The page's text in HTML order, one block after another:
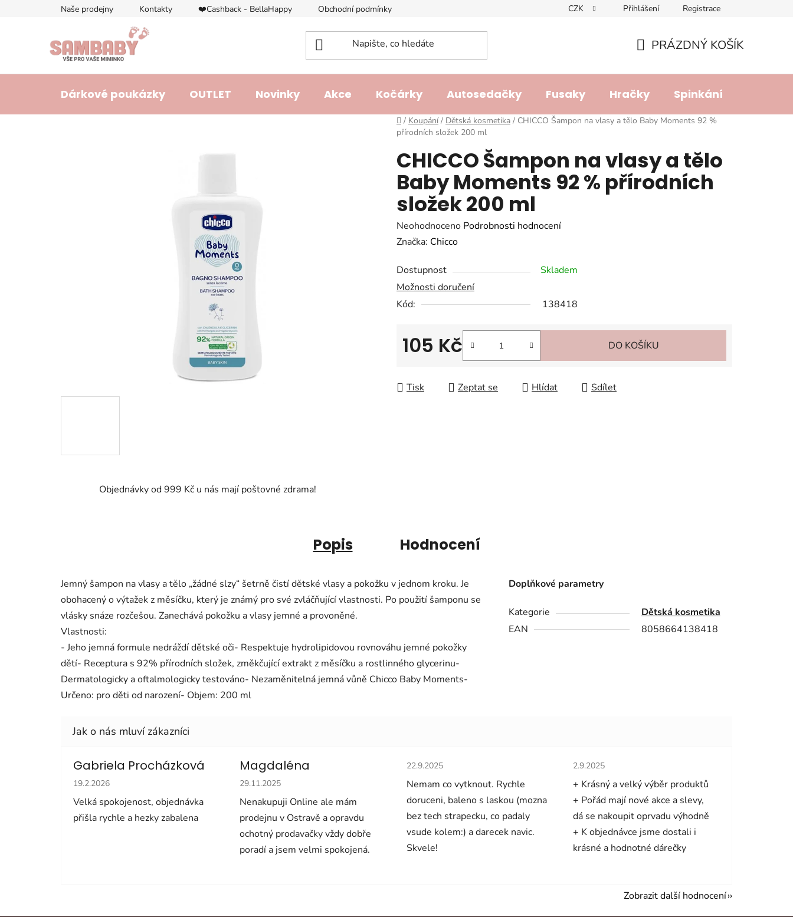
Naše prodejny Kontakty ❤️Cashback - BellaHappy Obchodní podmínky Doprava a platba Lhůta pro vyřízení reklamace
CZK Přihlášení Registrace
KOŠÍK
PRÁZDNÝ KOŠÍK
Dárkové poukázky OUTLET Novinky Akce Kočárky Autosedačky Fusaky Hračky Spinkání
Domů
/ Koupání / Dětská kosmetika / CHICCO Šampon na vlasy a tělo Baby Moments 92 %
přírodních složek 200 ml
CHICCO Šampon na vlasy a tělo
Baby Moments 92 % přírodních
složek 200 ml
Průměrné
hodnocení
je
0,0
z
hvězdiček.
Neohodnoceno Podrobnosti hodnocení
Značka: Chicco
Dostupnost
Skladem
Možnosti doručení
Kód:
138418
105 Kč DO KOŠÍKU
Tisk Zeptat se Hlídat Sdílet
Objednávky od 999 Kč u nás mají poštovné zdrama!
Popis Hodnocení
Jemný šampon na vlasy a tělo „žádné slzy“ šetrně čistí dětské vlasy a pokožku v jednom kroku. Je
obohacený o výtažek z měsíčku, který je známý pro své zvláčňující vlastnosti. Po použití šamponu se
vlásky snáze rozčešou. Zanechává pokožku a vlasy jemné a provoněné.
Vlastnosti:
- Jeho jemná formule nedráždí dětské oči- Respektuje hydrolipidovou rovnováhu jemné pokožky
dětí- Receptura s 92% přírodních složek, změkčující extrakt z měsíčku a rostlinného glycerinu-
Dermatologicky a oftalmologicky testováno- Nezaměnitelná jemná vůně Chicco Baby Moments-
Určeno: pro děti od narození- Objem: 200 ml
Doplňkové parametry
Kategorie
Dětská kosmetika
EAN
8058664138418
Gabriela Procházková
Hodnocení obchodu je 5 z 5 hvězdiček.
19.2.2026
Velká spokojenost, objednávka
přišla rychle a hezky zabalena
Magdaléna
Hodnocení obchodu je 5 z 5 hvězdiček.
29.11.2025
Nenakupuji Online ale mám
prodejnu v Ostravě a opravdu
ochotný prodavačky vždy dobře
poradí a jsem velmi spokojená.
Hodnocení obchodu je 5 z 5 hvězdiček.
22.9.2025
Nemam co vytknout. Rychle
doruceni, baleno s laskou (mozna
bez tech strapecku, co padaly
vsude kolem:) a darecek navic.
Skvele!
Hodnocení obchodu je 5 z 5 hvězdiček.
2.9.2025
+ Krásný a velký výběr produktů
+ Pořád mají nové akce a slevy,
dá se nakoupit oprvadu výhodně
+ K objednávce jsme dostali i
krásné a hodnotné dárečky
Zobrazit další hodnocení